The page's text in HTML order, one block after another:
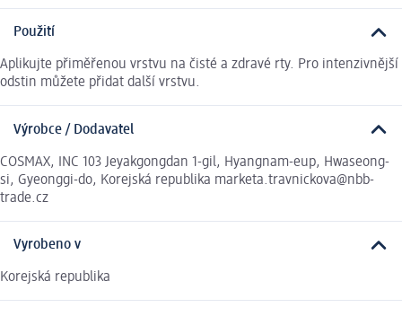
Použití
Aplikujte přiměřenou vrstvu na čisté a zdravé rty. Pro intenzivnější
odstin můžete přidat další vrstvu.
Výrobce / Dodavatel
COSMAX, INC 103 Jeyakgongdan 1-gil, Hyangnam-eup, Hwaseong-
si, Gyeonggi-do, Korejská republika marketa.travnickova@nbb-
trade.cz
Vyrobeno v
Korejská republika